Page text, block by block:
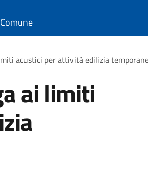
acustici per attività edilizia
ai limiti